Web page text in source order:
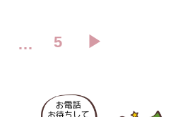
… 5 ▶︎